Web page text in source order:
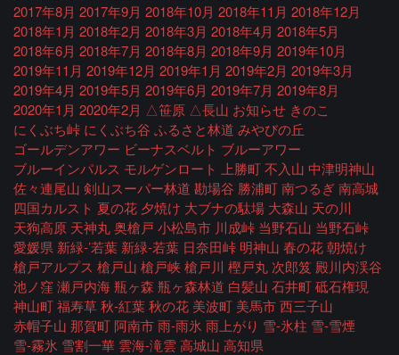
2017年8月 2017年9月 2018年10月 2018年11月 2018年12月
2018年1月 2018年2月 2018年3月 2018年4月 2018年5月
2018年6月 2018年7月 2018年8月 2018年9月 2019年10月
2019年11月 2019年12月 2019年1月 2019年2月 2019年3月
2019年4月 2019年5月 2019年6月 2019年7月 2019年8月
2020年1月 2020年2月 △笹原 △長山 お知らせ きのこ
にくぶち峠 にくぶち谷 ふるさと林道 みやびの丘
ゴールデンアワー ビーナスベルト ブルーアワー
ブルーインパルス モルゲンロート 上勝町 不入山 中津明神山
佐々連尾山 剣山スーパー林道 勘場谷 勝浦町 南つるぎ 南高城
四国カルスト 夏の花 夕焼け 大ブナの駄場 大森山 天の川
天狗高原 天神丸 奥槍戸 小松島市 川成峠 当野石山 当野石峠
愛媛県 新緑-’若葉 新緑-若葉 日奈田峠 明神山 春の花 朝焼け
槍戸アルプス 槍戸山 槍戸峡 槍戸川 樫戸丸 次郎笈 殿川内渓谷
池ノ窪 瀬戸内海 瓶ヶ森 瓶ヶ森林道 白髪山 石井町 砥石権現
神山町 福寿草 秋-紅葉 秋の花 美波町 美馬市 西三子山
赤帽子山 那賀町 阿南市 雨-雨氷 雨上がり 雪-氷柱 雪-雪煙
雪-霧氷 雪割一華 雲海-滝雲 高城山 高知県